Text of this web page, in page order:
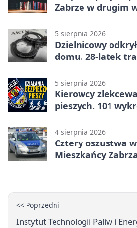
Zabrze w drugim
5 sierpnia 2026
Dzielnicowy
domu. 28-latek
5 sierpnia 2026
Kierowcy
pieszych. 101
4 sierpnia 2026
Cztery oszustwa
Mieszkańcy
<< Poprzedni
Instytut Technologii Paliw i